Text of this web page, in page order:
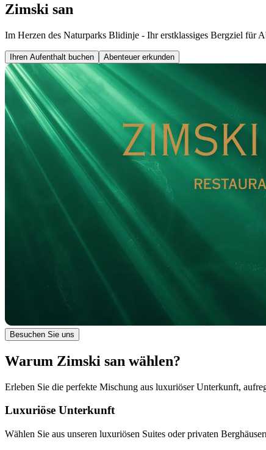
Zimski san
Im Herzen des Naturparks Blidinje - Ihr erstklassiges Bergziel für
Ihren Aufenthalt buchen Abenteuer erkunden
Besuchen Sie uns
Warum Zimski san wählen?
Erleben Sie die perfekte Mischung aus luxuriöser Unterkunft,
Luxuriöse Unterkunft
Wählen Sie aus unseren luxuriösen Suites oder privaten